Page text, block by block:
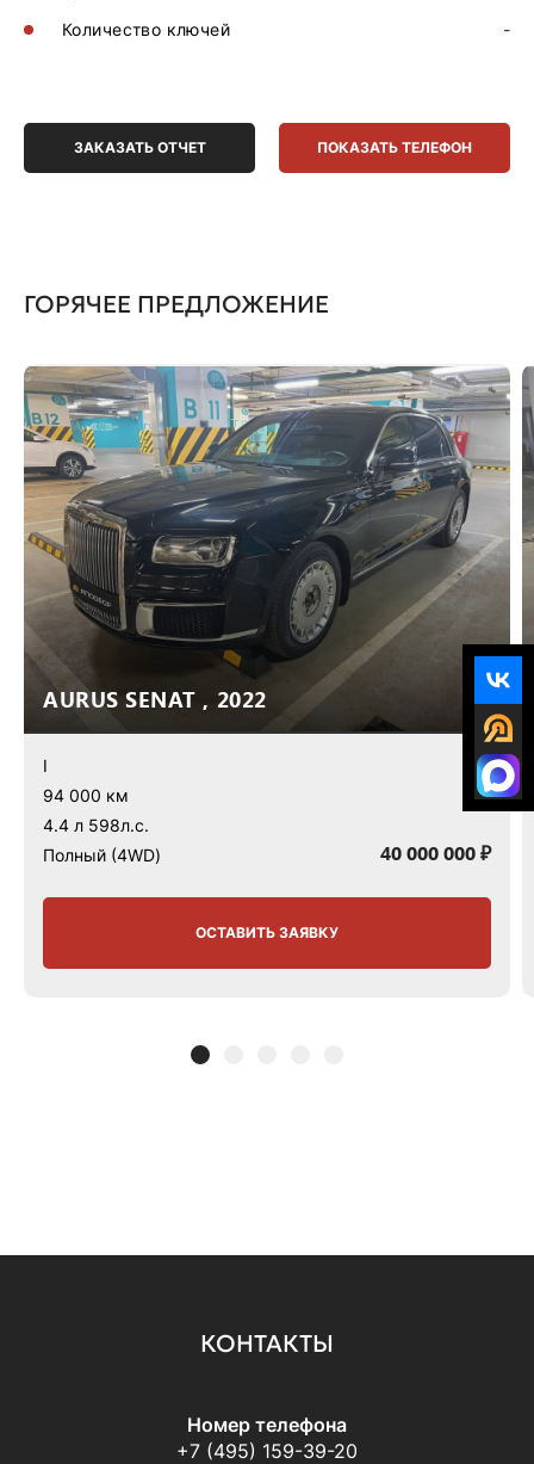
Количество ключей
-
ЗАКАЗАТЬ ОТЧЕТ ПОКАЗАТЬ ТЕЛЕФОН
ГОРЯЧЕЕ ПРЕДЛОЖЕНИЕ
AURUS SENAT , 2022
I
94 000 км
4.4 л 598л.с.
Полный (4WD)
40 000 000 ₽
ОСТАВИТЬ ЗАЯВКУ
КОНТАКТЫ
Номер телефона
+7 (495) 159-39-20